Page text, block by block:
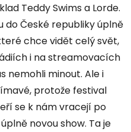
Teddy Swims a Lorde.
do České republiky úplně
chce vidět celý svět,
i na streamovacích
nemohli minout. Ale i
protože festival
se k nám vracejí po
novou show. Ta je